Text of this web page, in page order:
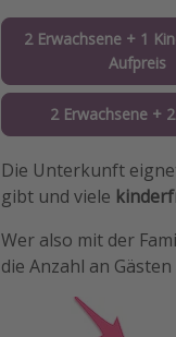
2 Erwachsene + 1
Aufpreis
2 Erwachsene +
Die Unterkunft
gibt und viele
Wer also mit der
die Anzahl an